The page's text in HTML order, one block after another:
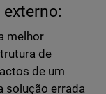
melhor
de
de um
solução errada